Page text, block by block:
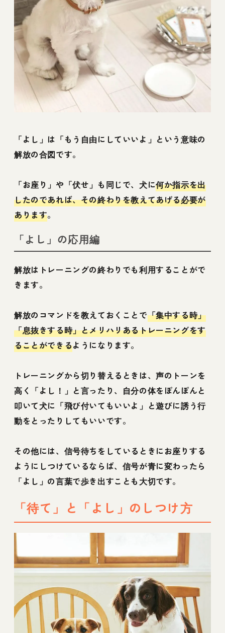
「よし」は「もう自由にしていいよ」という意味の
解放の合図です。
「お座り」や「伏せ」も同じで、犬に何か指示を出
したのであれば、その終わりを教えてあげる必要が
あります。
「よし」の応用編
解放はトレーニングの終わりでも利用することがで
きます。
解放のコマンドを教えておくことで「集中する時」
「息抜きする時」とメリハリあるトレーニングをす
ることができるようになります。
トレーニングから切り替えるときは、声のトーンを
高く「よし！」と言ったり、自分の体をぽんぽんと
叩いて犬に「飛び付いてもいいよ」と遊びに誘う行
動をとったりしてもいいです。
その他には、信号待ちをしているときにお座りする
ようにしつけているならば、信号が青に変わったら
「よし」の言葉で歩き出すことも大切です。
「待て」と「よし」のしつけ方